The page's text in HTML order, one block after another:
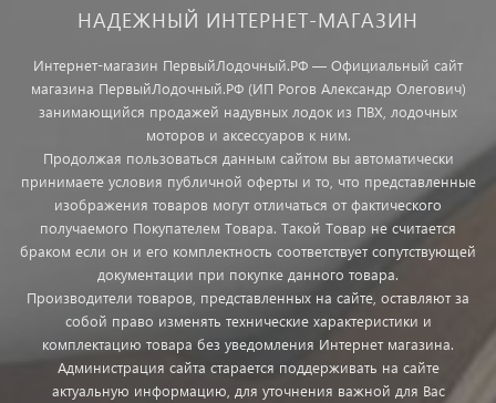
НАДЕЖНЫЙ ИНТЕРНЕТ-МАГАЗИН
Интернет-магазин ПервыйЛодочный.РФ — Официальный сайт
магазина ПервыйЛодочный.РФ (ИП Рогов Александр Олегович)
занимающийся продажей надувных лодок из ПВХ, лодочных
моторов и аксессуаров к ним.
Продолжая пользоваться данным сайтом вы автоматически
принимаете условия публичной оферты и то, что представленные
изображения товаров могут отличаться от фактического
получаемого Покупателем Товара. Такой Товар не считается
браком если он и его комплектность соответствует сопутствующей
документации при покупке данного товара.
Производители товаров, представленных на сайте, оставляют за
собой право изменять технические характеристики и
комплектацию товара без уведомления Интернет магазина.
Администрация сайта старается поддерживать на сайте
актуальную информацию, для уточнения важной для Вас